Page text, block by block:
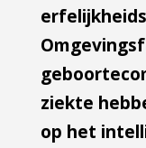
ziekte
op het